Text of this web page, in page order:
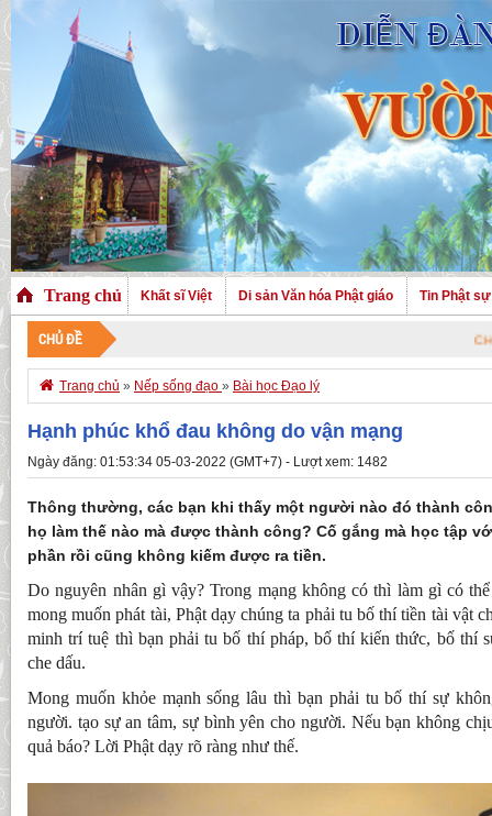
Trang chủ Khất sĩ Việt Di sản Văn hóa Phật giáo Tin Phật sự
CHỦ ĐỀ CHÀO MỪNG
 Trang chủ » Nếp sống đạo » Bài học Đạo lý
Hạnh phúc khổ đau không do vận mạng
Ngày đăng: 01:53:34 05-03-2022 (GMT+7) - Lượt xem: 1482
Thông thường, các bạn khi thấy một người nào đó thành
họ làm thế nào mà được thành công? Cố gắng mà học tập
phần rồi cũng không kiếm được ra tiền.
Do nguyên nhân gì vậy? Trong mạng không có thì làm gì có
mong muốn phát tài, Phật dạy chúng ta phải tu bố thí tiền tài vật
minh trí tuệ thì bạn phải tu bố thí pháp, bố thí kiến thức, bố thí
che dấu.
Mong muốn khỏe mạnh sống lâu thì bạn phải tu bố thí sự
người. tạo sự an tâm, sự bình yên cho người. Nếu bạn không
quả báo? Lời Phật dạy rõ ràng như thế.